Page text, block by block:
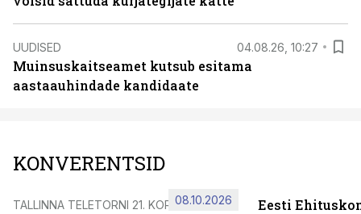
UUDISED 04.08.26, 10:27
Muinsuskaitseamet kutsub esitama
aastaauhindade kandidaate
KONVERENTSID
TALLINNA TELETORNI 21. KORRUSEL
08.10.2026 Eesti